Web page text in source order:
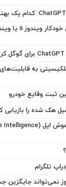
به
ثبت وقایع خودرو
هک شده را بازیابی
تلگرام
نمی‌تواند جایگزین